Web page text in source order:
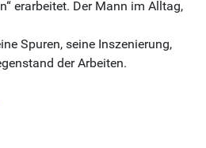
erarbeitet. Der Mann im Alltag,
Spuren, seine Inszenierung,
der Arbeiten.